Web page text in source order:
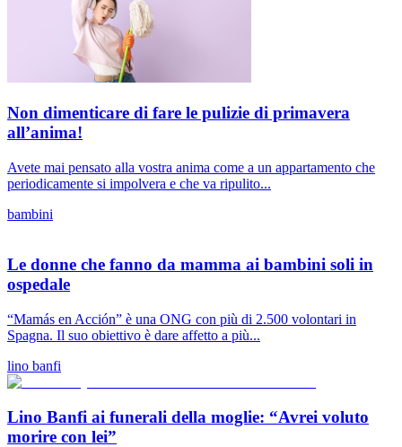
Non dimenticare di fare le pulizie di primavera
all’anima!
Avete mai pensato alla vostra anima come a un appartamento che
periodicamente si impolvera e che va ripulito...
bambini
Le donne che fanno da mamma ai bambini soli in
ospedale
“Mamás en Acción” è una ONG con più di 2.500 volontari in
Spagna. Il suo obiettivo è dare affetto a più...
lino banfi
Lino Banfi ai funerali della moglie: “Avrei voluto
morire con lei”